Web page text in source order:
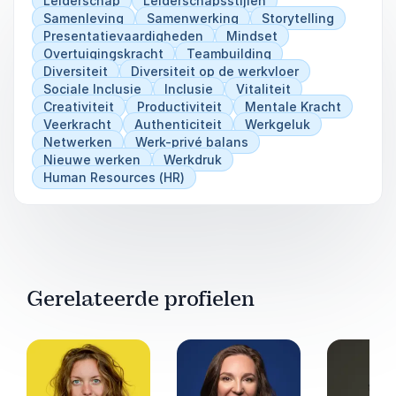
Samenleving
Samenwerking
Storytelling
Presentatievaardigheden
Mindset
Overtuigingskracht
Teambuilding
Diversiteit
Diversiteit op de werkvloer
Sociale Inclusie
Inclusie
Vitaliteit
Creativiteit
Productiviteit
Mentale Kracht
Veerkracht
Authenticiteit
Werkgeluk
Netwerken
Werk-privé balans
Nieuwe werken
Werkdruk
Human Resources (HR)
Gerelateerde profielen